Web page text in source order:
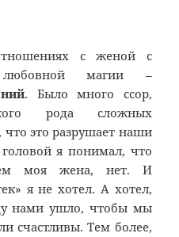
с женой с
магии –
. Было много ссор,
рода сложных
это разрушает наши
я понимал, что
моя жена, нет. И
я не хотел. А хотел,
нами ушло, чтобы мы
счастливы. Тем более,